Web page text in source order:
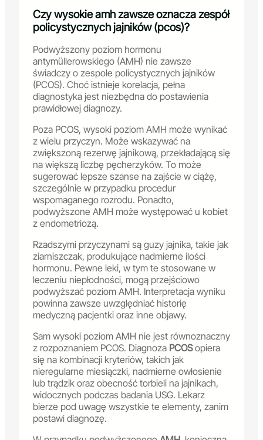
Czy wysokie amh zawsze oznacza zespół
policystycznych jajników (pcos)?
Podwyższony poziom hormonu
antymüllerowskiego (AMH) nie zawsze
świadczy o zespole policystycznych jajników
(PCOS). Choć istnieje korelacja, pełna
diagnostyka jest niezbędna do postawienia
prawidłowej diagnozy.
Poza PCOS, wysoki poziom AMH może wynikać
z wielu przyczyn. Może wskazywać na
zwiększoną rezerwę jajnikową, przekładającą się
na większą liczbę pęcherzyków. To może
sugerować lepsze szanse na zajście w ciążę,
szczególnie w przypadku procedur
wspomaganego rozrodu. Ponadto,
podwyższone AMH może występować u kobiet
z endometriozą.
Rzadszymi przyczynami są guzy jajnika, takie jak
ziarniszczak, produkujące nadmierne ilości
hormonu. Pewne leki, w tym te stosowane w
leczeniu niepłodności, mogą przejściowo
podwyższać poziom AMH. Interpretacja wyniku
powinna zawsze uwzględniać historię
medyczną pacjentki oraz inne objawy.
Sam wysoki poziom AMH nie jest równoznaczny
z rozpoznaniem PCOS. Diagnoza PCOSopiera
się na kombinacji kryteriów, takich jak
nieregularne miesiączki, nadmierne owłosienie
lub trądzik oraz obecność torbieli na jajnikach,
widocznych podczas badania USG. Lekarz
bierze pod uwagę wszystkie te elementy, zanim
postawi diagnozę.